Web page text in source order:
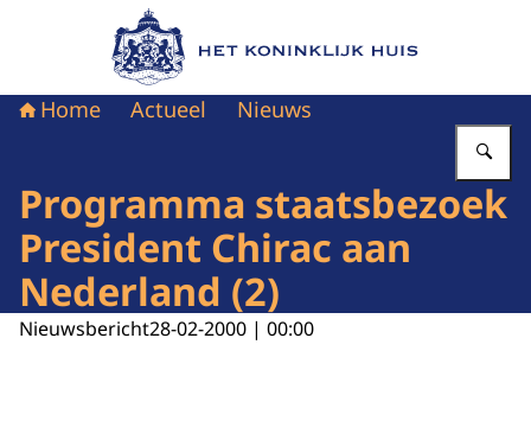
Naar de homepage van Het Koninklijk Huis
Home Actueel Nieuws
Programma staatsbezoek
President Chirac aan
Nederland (2)
Nieuwsbericht28-02-2000 | 00:00